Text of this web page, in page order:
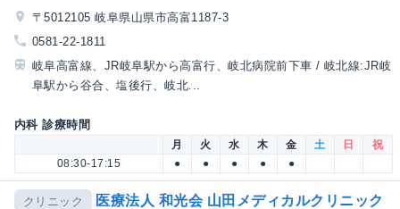
〒5012105 岐阜県山県市高富1187-3
0581-22-1811
岐阜高富線、JR岐阜駅から高富行、岐北病院前下車 / 岐北線:JR岐
阜駅から谷合、塩後行、岐北...
内科 診療時間
月 火 水 木 金 土 日
祝
08:30-17:15
● ● ● ● ●
クリニック 医療法人 和光会 山田メディカルクリニック